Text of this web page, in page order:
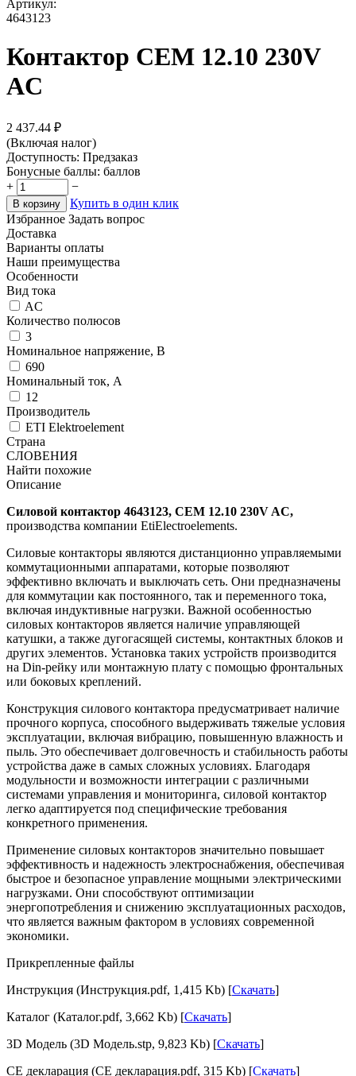
Артикул:
4643123
Контактор CEM 12.10 230V
AC
2 437.44 ₽
(Включая налог)
Доступность: Предзаказ
Бонусные баллы: баллов
+
−
В корзину
Купить в один клик
Избранное Задать вопрос
Доставка
Варианты оплаты
Наши преимущества
Особенности
Вид тока
AC
Количество полюсов
3
Номинальное напряжение, В
690
Номинальный ток, А
12
Производитель
ETI Elektroelement
Страна
СЛОВЕНИЯ
Найти похожие
Описание
Силовой контактор 4643123, CEM 12.10 230V AC,
производства компании EtiElectroelements.
Силовые контакторы являются дистанционно управляемыми
коммутационными аппаратами, которые позволяют
эффективно включать и выключать сеть. Они предназначены
для коммутации как постоянного, так и переменного тока,
включая индуктивные нагрузки. Важной особенностью
силовых контакторов является наличие управляющей
катушки, а также дугогасящей системы, контактных блоков и
других элементов. Установка таких устройств производится
на Din-рейку или монтажную плату с помощью фронтальных
или боковых креплений.
Конструкция силового контактора предусматривает наличие
прочного корпуса, способного выдерживать тяжелые условия
эксплуатации, включая вибрацию, повышенную влажность и
пыль. Это обеспечивает долговечность и стабильность работы
устройства даже в самых сложных условиях. Благодаря
модульности и возможности интеграции с различными
системами управления и мониторинга, силовой контактор
легко адаптируется под специфические требования
конкретного применения.
Применение силовых контакторов значительно повышает
эффективность и надежность электроснабжения, обеспечивая
быстрое и безопасное управление мощными электрическими
нагрузками. Они способствуют оптимизации
энергопотребления и снижению эксплуатационных расходов,
что является важным фактором в условиях современной
экономики.
Прикрепленные файлы
Инструкция (Инструкция.pdf, 1,415 Kb) [Скачать]
Каталог (Каталог.pdf, 3,662 Kb) [Скачать]
3D Модель (3D Модель.stp, 9,823 Kb) [Скачать]
CE декларация (CE декларация.pdf, 315 Kb) [Скачать]